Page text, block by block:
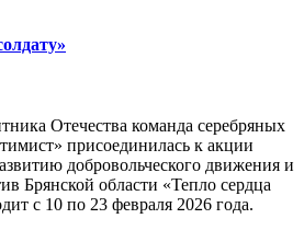
Отечества команда серебряных
присоединилась к акции
добровольческого движения и
Брянской области «Тепло сердца
с 10 по 23 февраля 2026 года.